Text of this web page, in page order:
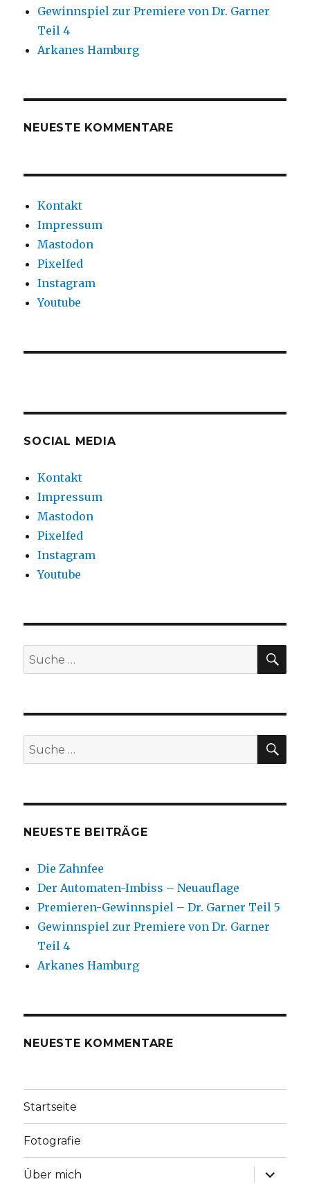
Gewinnspiel zur Premiere von Dr. Garner
Teil 4
Arkanes Hamburg
NEUESTE KOMMENTARE
Kontakt
Impressum
Mastodon
Pixelfed
Instagram
Youtube
SOCIAL MEDIA
Kontakt
Impressum
Mastodon
Pixelfed
Instagram
Youtube
Suche
nach:
Suche
nach:
NEUESTE BEITRÄGE
Die Zahnfee
Der Automaten-Imbiss – Neuauflage
Premieren-Gewinnspiel – Dr. Garner Teil 5
Gewinnspiel zur Premiere von Dr. Garner
Teil 4
Arkanes Hamburg
NEUESTE KOMMENTARE
Startseite
Fotografie
Über mich